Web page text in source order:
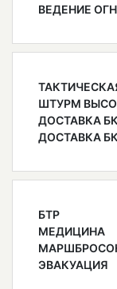
ВЕДЕНИЕ
ШТУРМ
ДОСТАВКА
ДОСТАВКА
БТР
МЕДИЦИНА
ЭВАКУАЦИЯ